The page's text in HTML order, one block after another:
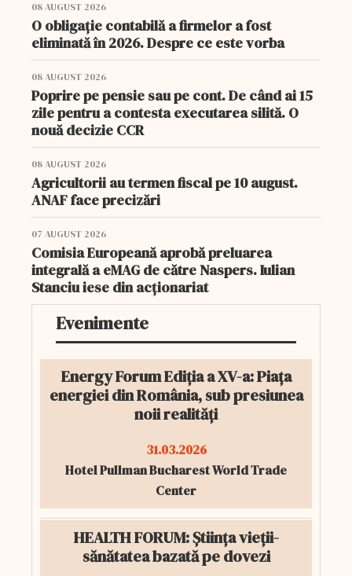
08 AUGUST 2026
O obligație contabilă a firmelor a fost
eliminată în 2026. Despre ce este vorba
08 AUGUST 2026
Poprire pe pensie sau pe cont. De când ai 15
zile pentru a contesta executarea silită. O
nouă decizie CCR
08 AUGUST 2026
Agricultorii au termen fiscal pe 10 august.
ANAF face precizări
07 AUGUST 2026
Comisia Europeană aprobă preluarea
integrală a eMAG de către Naspers. Iulian
Stanciu iese din acționariat
Evenimente
Energy Forum Ediția a XV-a: Piața
energiei din România, sub presiunea
noii realități
31.03.2026
Hotel Pullman Bucharest World Trade
Center
HEALTH FORUM: Știința vieții-
sănătatea bazată pe dovezi